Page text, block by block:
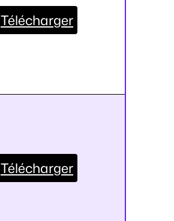
Télécharger
Télécharger